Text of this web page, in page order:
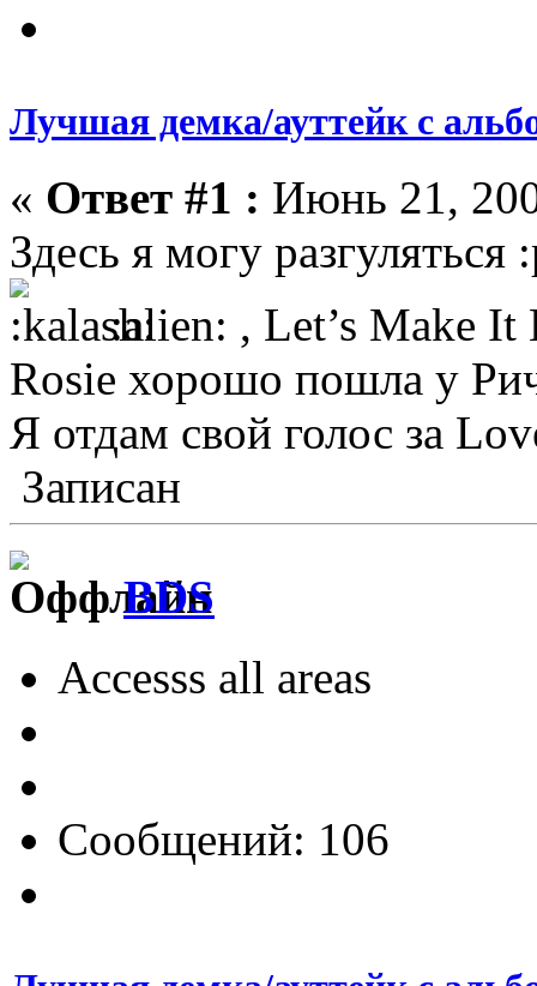
Лучшая демка/ауттейк с
« Ответ #1 : Июнь 21,
Здесь я могу
:alien: , Let’s Make It
Rosie хорошо пошла у
Я отдам свой голос за
Записан
BDS
Accesss all areas
Сообщений: 106